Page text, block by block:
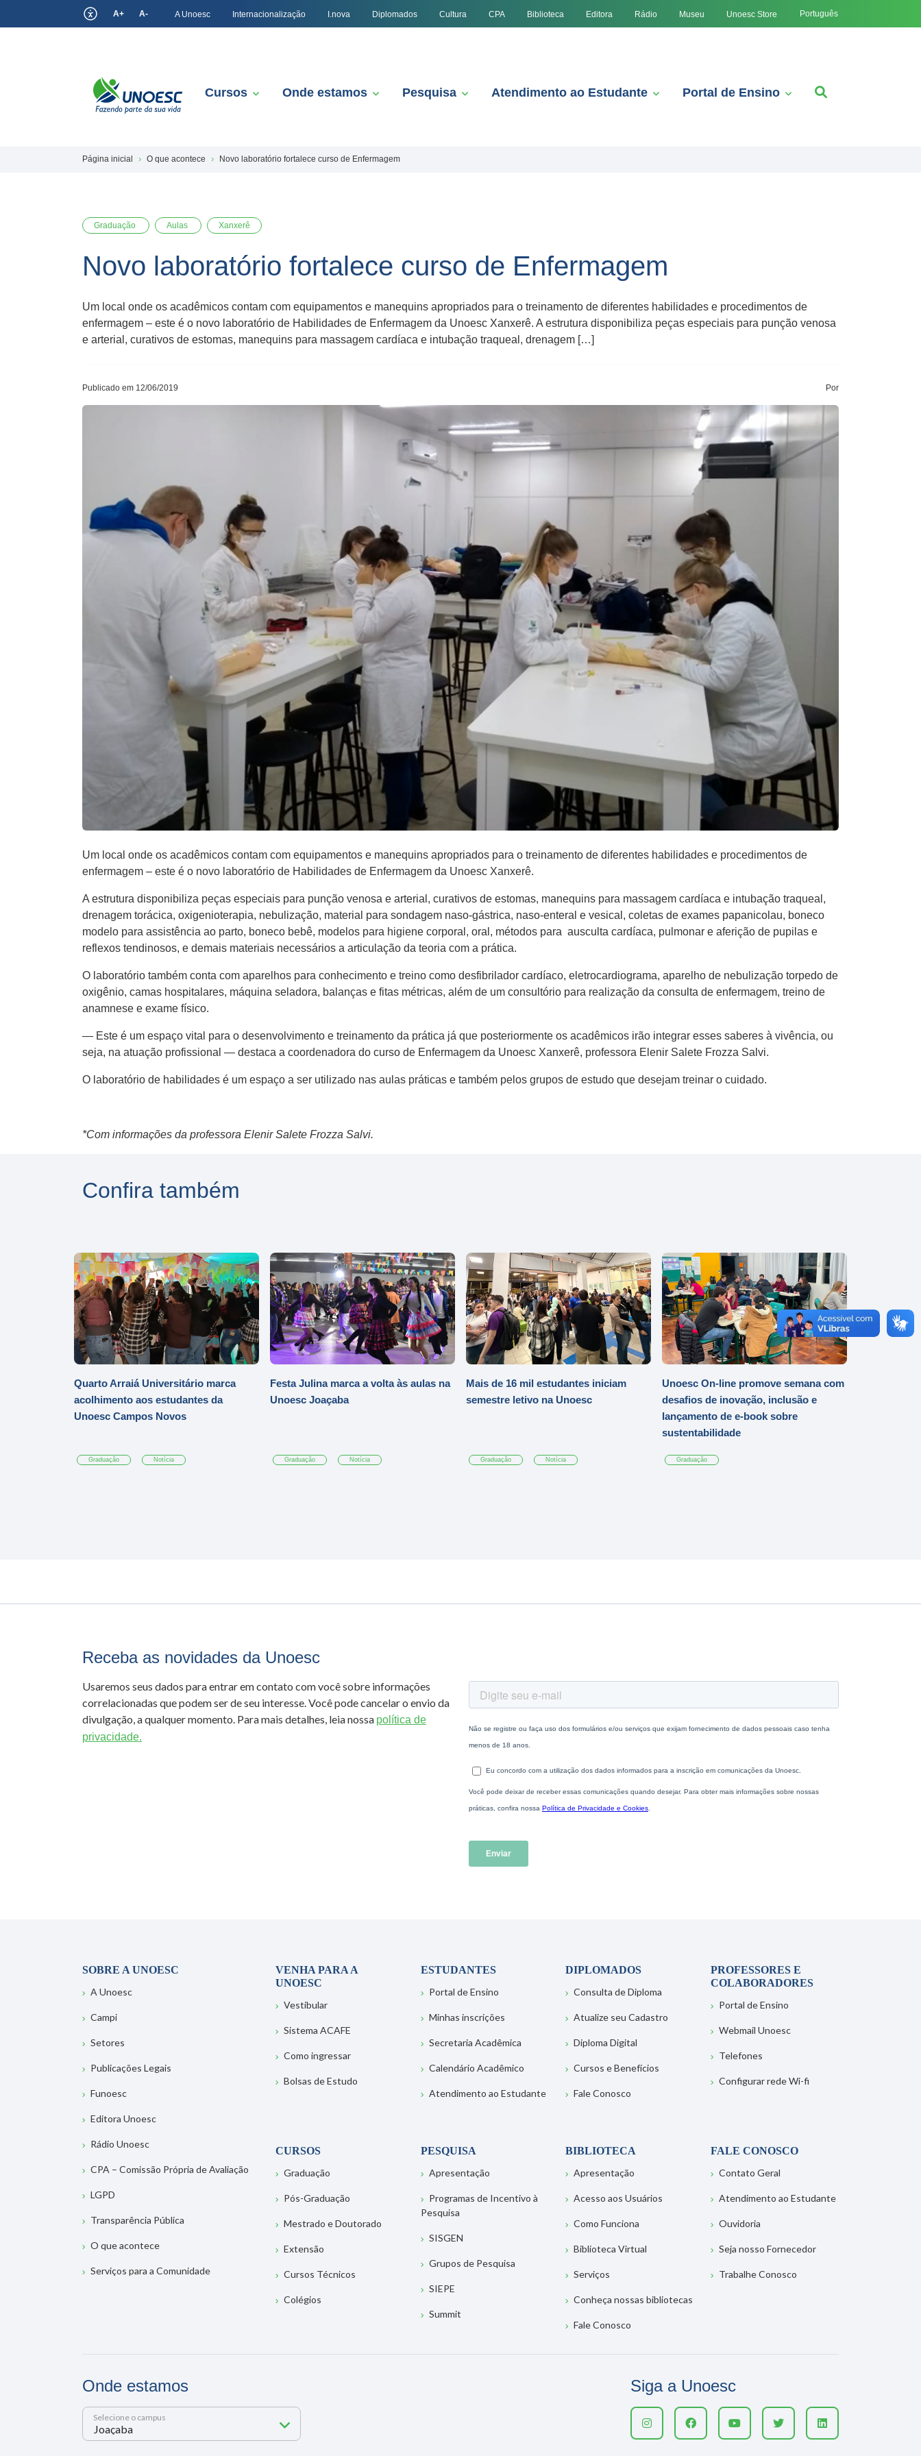
A+ A- A Unoesc Internacionalização I.nova Diplomados Cultura CPA Biblioteca Editora Rádio Museu Unoesc Store Português
Cursos Onde estamos Pesquisa Atendimento ao Estudante Portal de Ensino
Página inicial O que acontece Novo laboratório fortalece curso de Enfermagem
Graduação Aulas Xanxerê
Novo laboratório fortalece curso de Enfermagem
Um local onde os acadêmicos contam com equipamentos e manequins apropriados para o treinamento de diferentes habilidades e procedimentos de
enfermagem – este é o novo laboratório de Habilidades de Enfermagem da Unoesc Xanxerê. A estrutura disponibiliza peças especiais para punção venosa
e arterial, curativos de estomas, manequins para massagem cardíaca e intubação traqueal, drenagem […]
Publicado em 12/06/2019 Por
Um local onde os acadêmicos contam com equipamentos e manequins apropriados para o treinamento de diferentes habilidades e procedimentos de
enfermagem – este é o novo laboratório de Habilidades de Enfermagem da Unoesc Xanxerê.
A estrutura disponibiliza peças especiais para punção venosa e arterial, curativos de estomas, manequins para massagem cardíaca e intubação traqueal,
drenagem torácica, oxigenioterapia, nebulização, material para sondagem naso-gástrica, naso-enteral e vesical, coletas de exames papanicolau, boneco
modelo para assistência ao parto, boneco bebê, modelos para higiene corporal, oral, métodos para ausculta cardíaca, pulmonar e aferição de pupilas e
reflexos tendinosos, e demais materiais necessários a articulação da teoria com a prática.
O laboratório também conta com aparelhos para conhecimento e treino como desfibrilador cardíaco, eletrocardiograma, aparelho de nebulização torpedo de
oxigênio, camas hospitalares, máquina seladora, balanças e fitas métricas, além de um consultório para realização da consulta de enfermagem, treino de
anamnese e exame físico.
— Este é um espaço vital para o desenvolvimento e treinamento da prática já que posteriormente os acadêmicos irão integrar esses saberes à vivência, ou
seja, na atuação profissional — destaca a coordenadora do curso de Enfermagem da Unoesc Xanxerê, professora Elenir Salete Frozza Salvi.
O laboratório de habilidades é um espaço a ser utilizado nas aulas práticas e também pelos grupos de estudo que desejam treinar o cuidado.
*Com informações da professora Elenir Salete Frozza Salvi.
Confira também
Quarto Arraiá Universitário marca
acolhimento aos estudantes da
Unoesc Campos Novos
Graduação Notícia
Festa Julina marca a volta às aulas na
Unoesc Joaçaba
Graduação Notícia
Mais de 16 mil estudantes iniciam
semestre letivo na Unoesc
Graduação Notícia
Unoesc On-line promove semana com
desafios de inovação, inclusão e
lançamento de e-book sobre
sustentabilidade
Graduação
Receba as novidades da Unoesc
Usaremos seus dados para entrar em contato com você sobre informações
correlacionadas que podem ser de seu interesse. Você pode cancelar o envio da
divulgação, a qualquer momento. Para mais detalhes, leia nossa política de
privacidade.
SOBRE A UNOESC
A Unoesc
Campi
Setores
Publicações Legais
Funoesc
Editora Unoesc
Rádio Unoesc
CPA – Comissão Própria de Avaliação
LGPD
Transparência Pública
O que acontece
Serviços para a Comunidade
VENHA PARA A
UNOESC
Vestibular
Sistema ACAFE
Como ingressar
Bolsas de Estudo
ESTUDANTES
Portal de Ensino
Minhas inscrições
Secretaria Acadêmica
Calendário Acadêmico
Atendimento ao Estudante
DIPLOMADOS
Consulta de Diploma
Atualize seu Cadastro
Diploma Digital
Cursos e Benefícios
Fale Conosco
PROFESSORES E
COLABORADORES
Portal de Ensino
Webmail Unoesc
Telefones
Configurar rede Wi-fi
CURSOS
Graduação
Pós-Graduação
Mestrado e Doutorado
Extensão
Cursos Técnicos
Colégios
PESQUISA
Apresentação
Programas de Incentivo à
Pesquisa
SISGEN
Grupos de Pesquisa
SIEPE
Summit
BIBLIOTECA
Apresentação
Acesso aos Usuários
Como Funciona
Biblioteca Virtual
Serviços
Conheça nossas bibliotecas
Fale Conosco
FALE CONOSCO
Contato Geral
Atendimento ao Estudante
Ouvidoria
Seja nosso Fornecedor
Trabalhe Conosco
Onde estamos
Selecione o campus
Siga a Unoesc